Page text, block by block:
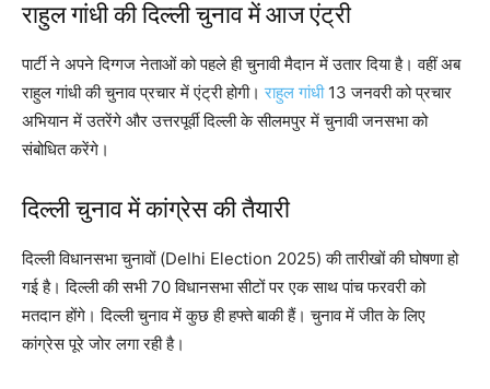
राहुल गांधी की दिल्ली चुनाव में आज एंट्री
पार्टी ने अपने दिग्गज नेताओं को पहले ही चुनावी मैदान में उतार दिया है। वहीं अब
राहुल गांधी की चुनाव प्रचार में एंट्री होगी।राहुल गांधी13 जनवरी को प्रचार
अभियान में उतरेंगे और उत्तरपूर्वी दिल्ली के सीलमपुर में चुनावी जनसभा को
संबोधित करेंगे।
दिल्ली चुनाव में कांग्रेस की तैयारी
दिल्ली विधानसभा चुनावों (Delhi Election 2025) की तारीखों की घोषणा हो
गई है। दिल्ली की सभी 70 विधानसभा सीटों पर एक साथ पांच फरवरी को
मतदान होंगे। दिल्ली चुनाव में कुछ ही हफ्ते बाकी हैं। चुनाव में जीत के लिए
कांग्रेस पूरे जोर लगा रही है।